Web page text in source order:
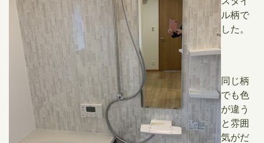
ル柄で
した。
同じ柄
でも色
が違う
と雰囲
気がだ